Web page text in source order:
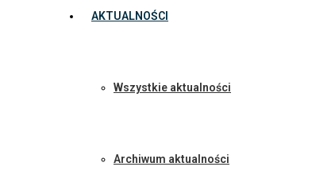
AKTUALNOŚCI
Wszystkie aktualności
Archiwum aktualności